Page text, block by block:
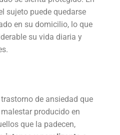
sujeto puede quedarse
en su domicilio, lo que
su vida diaria y
de ansiedad que
producido en
que la padecen,